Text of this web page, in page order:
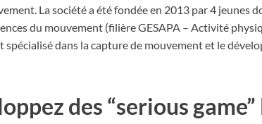
La société a été fondée en 2013 par 4 jeunes
du mouvement (filière GESAPA – Activité
spécialisé dans la capture de mouvement et le
des “serious